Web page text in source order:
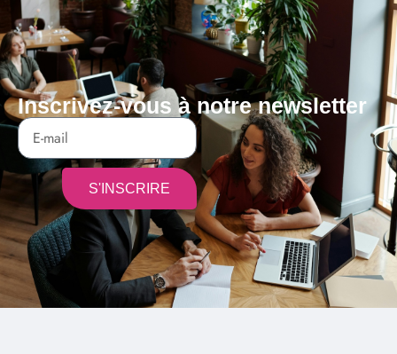
Inscrivez-vous à notre newsletter
S'INSCRIRE
Alternative: